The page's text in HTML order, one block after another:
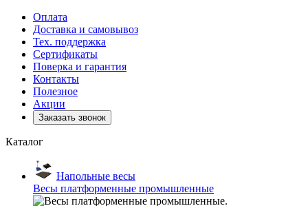
Оплата
Доставка и самовывоз
Тех. поддержка
Сертификаты
Поверка и гарантия
Контакты
Полезное
Акции
Заказать звонок
Каталог
Напольные весы
Весы платформенные промышленные